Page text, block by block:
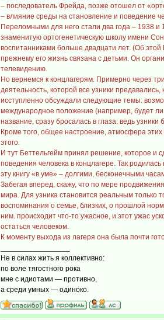
– последователь Фрейда, позже отошел от
– влияние среды на становление и поведение
Переломными для него стали два года – 1938 и
знаменитую ортогенетическую школу имени
воспитанниками больше двадцати лет. (Об
прежнему его жизнь связана с детьми. Он
телевидению.
Но вернемся к концлагерям. Примерно через
деятельность, которой все узники
исступленно обсуждали следующие темы:
международное положение (например, будет ли
название, сразу бросалась в глаза: ведь
Кроме того, общее настроение, атмосфера
этого.
И тут Беттельгейм принял решение, которое и
поведения человека в концлагере. Так
эту книгу «в уме» – долгими, бесконечными
Забегая вперед, скажу, что по мере
мира. Для узника становится реальным только
воспоминания о семье, близких, о прошлой
ним. происходит что-то ужасное, и этот ужас
остаться человеком.
К моменту выхода из лагеря она была почти
Не в силах жить я коллективно:
по воле тягостного рока
мне с идиотами — противно,
а среди умных — одиноко.